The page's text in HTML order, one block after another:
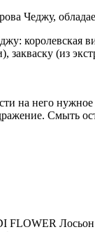
Чеджу,
закваску (из
на него
Смыть
FLOWER